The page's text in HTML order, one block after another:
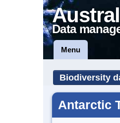
Data
Menu
Biodiversity
Antarctic